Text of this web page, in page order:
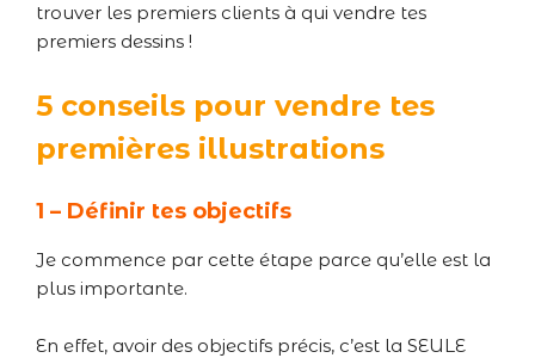
trouver les premiers clients à qui vendre tes
premiers dessins !
5 conseils pour vendre tes
premières illustrations
1 – Définir tes objectifs
Je commence par cette étape parce qu’elle est la
plus importante.
En effet, avoir des objectifs précis, c’est la SEULE